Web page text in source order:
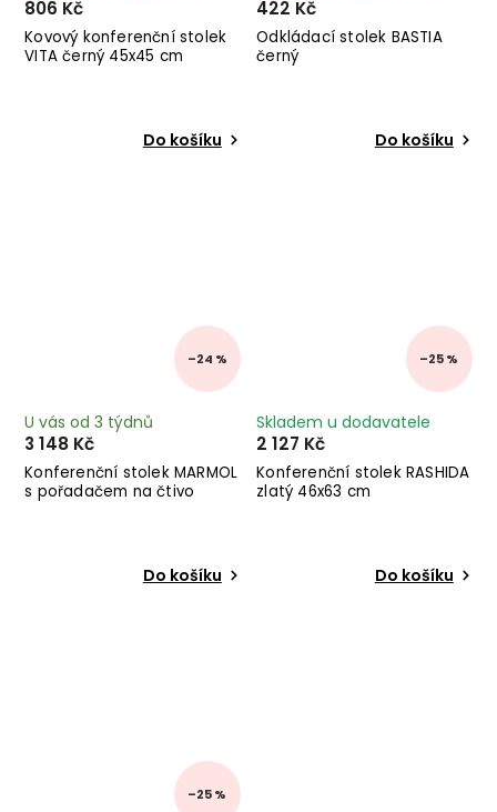
Kovový konferenční stolek
VITA černý 45x45 cm
806 Kč
Do košíku
Odkládací stolek BASTIA
černý
422 Kč
Do košíku
–24 %
Konferenční stolek MARMOL
s pořadačem na čtivo
U vás od 3 týdnů
3 148 Kč
Do košíku
–25 %
Konferenční stolek RASHIDA
zlatý 46x63 cm
Skladem u dodavatele
2 127 Kč
Do košíku
–25 %